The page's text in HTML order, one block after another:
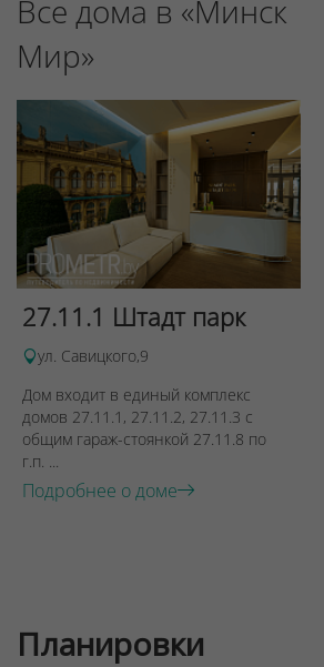
Все дома в «Минск
Мир»
27.11.1 Штадт парк
ул. Савицкого,9
Дом входит в единый комплекс
домов 27.11.1, 27.11.2, 27.11.3 с
общим гараж-стоянкой 27.11.8 по
г.п. ...
Подробнее о доме
Планировки